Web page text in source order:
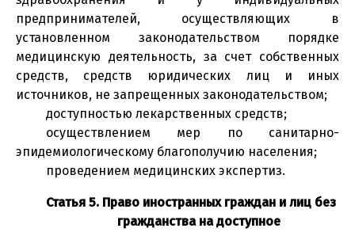
предпринимателей, осуществляющих в
установленном законодательством порядке
медицинскую деятельность, за счет собственных
средств, средств юридических лиц и иных
источников, не запрещенных законодательством;
доступностью лекарственных средств;
осуществлением мер по санитарно-
эпидемиологическому благополучию населения;
проведением медицинских экспертиз.
Статья 5. Право иностранных граждан и лиц без
гражданства на доступное